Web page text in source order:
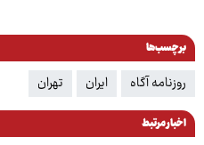
برچسب‌ها
روزنامه آگاه ایران تهران
اخبار مرتبط